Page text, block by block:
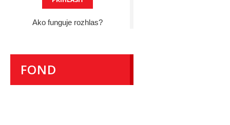
Ako funguje rozhlas?
FOND